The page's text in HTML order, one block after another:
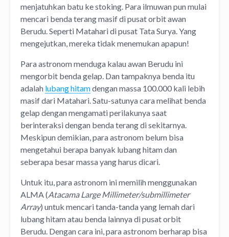
menjatuhkan batu ke stoking. Para ilmuwan pun mulai
mencari benda terang masif di pusat orbit awan
Berudu. Seperti Matahari di pusat Tata Surya. Yang
mengejutkan, mereka tidak menemukan apapun!
Para astronom menduga kalau awan Berudu ini
mengorbit benda gelap. Dan tampaknya benda itu
adalah lubang hitamdengan massa 100.000 kali lebih
masif dari Matahari. Satu-satunya cara melihat benda
gelap dengan mengamati perilakunya saat
berinteraksi dengan benda terang di sekitarnya.
Meskipun demikian, para astronom belum bisa
mengetahui berapa banyak lubang hitam dan
seberapa besar massa yang harus dicari.
Untuk itu, para astronom ini memilih menggunakan
ALMA (Atacama Large Millimeter/submillimeter
Array) untuk mencari tanda-tanda yang lemah dari
lubang hitam atau benda lainnya di pusat orbit
Berudu. Dengan cara ini, para astronom berharap bisa